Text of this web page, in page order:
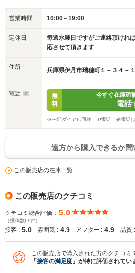
営業時間 10:00～19:00
定休日
毎週水曜日ですがご連絡頂けれ
応させて頂きます
住所 兵庫県伊丹市瑞穂町１－３４－１
電話
無
料
今すぐ在庫確
電話
※一部ダイヤル回線、IP電話、光電話は
遠方から購入できるか問
この販売店の在庫一覧
この販売店のクチコミ
クチコミ総合評価： 5.0
（投稿数69件）
接客 : 5.0 雰囲気 : 4.9 アフター : 4.9 品質 :
この販売店で購入された方のクチコミ
「 接客の満足度 」が特に評価されてい
いいえ